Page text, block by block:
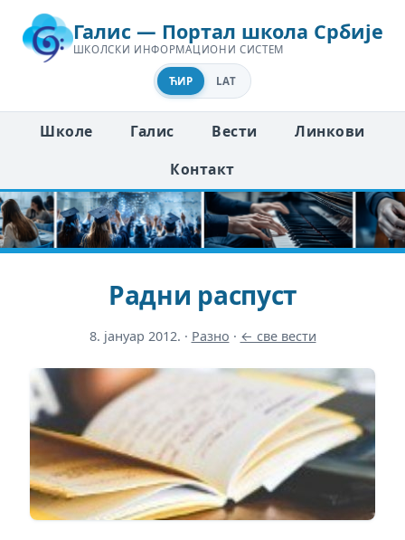
Галис — Портал школа Србије
ШКОЛСКИ ИНФОРМАЦИОНИ СИСТЕМ
ЋИР LAT
Школе Галис Вести
Линкови
Контакт
Радни распуст
8. јануар 2012. · Разно · ← све вести